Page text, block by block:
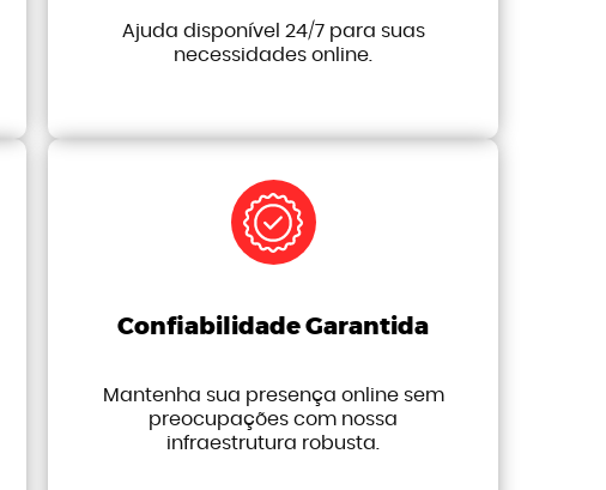
Ajuda disponível 24/7 para suas
necessidades online.
Confiabilidade Garantida
Mantenha sua presença online sem
preocupações com nossa
infraestrutura robusta.